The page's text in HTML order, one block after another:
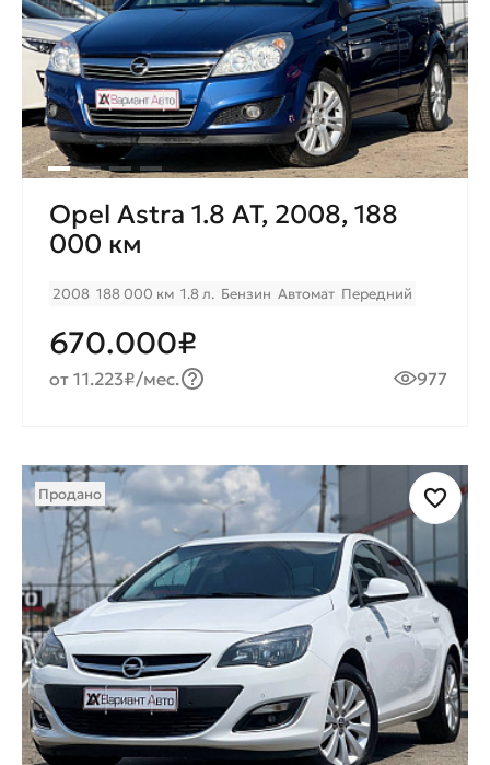
Opel Astra 1.8 AT, 2008, 188
000 км
2008 188 000 км 1.8 л. Бензин Автомат Передний
670.000₽
от 11.223₽/мес. 977
Продано